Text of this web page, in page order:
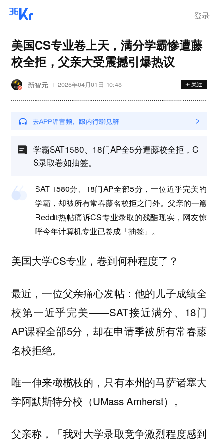
登录
美国CS专业卷上天，满分学霸惨遭藤
校全拒，父亲大受震撼引爆热议
新智元 2025年04月01日 10:48
学霸SAT1580、18门AP全5分遭藤校全拒，C
S录取卷如抽签。
SAT 1580分、18门AP全部5分，一位近乎完美的
学霸，却被所有常春藤名校拒之门外。父亲的一篇
Reddit热帖痛诉CS专业录取的残酷现实，网友惊
呼今年计算机专业已卷成「抽签」。
美国大学CS专业，卷到何种程度了？
最近，一位父亲痛心发帖：他的儿子成绩全
校第一近乎完美——SAT接近满分、18门
AP课程全部5分，却在申请季被所有常春藤
名校拒绝。
唯一伸来橄榄枝的，只有本州的马萨诸塞大
学阿默斯特分校（UMass Amherst）。
父亲称，「我对大学录取竞争激烈程度感到